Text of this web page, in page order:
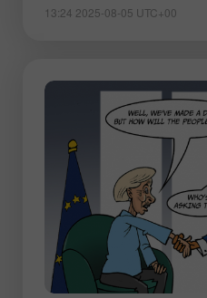
13:24 2025-08-05 UTC+00